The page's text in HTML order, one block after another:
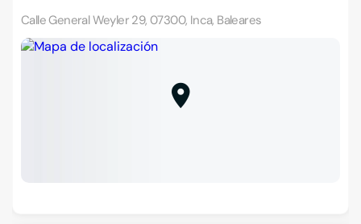
Calle General Weyler 29, 07300, Inca, Baleares